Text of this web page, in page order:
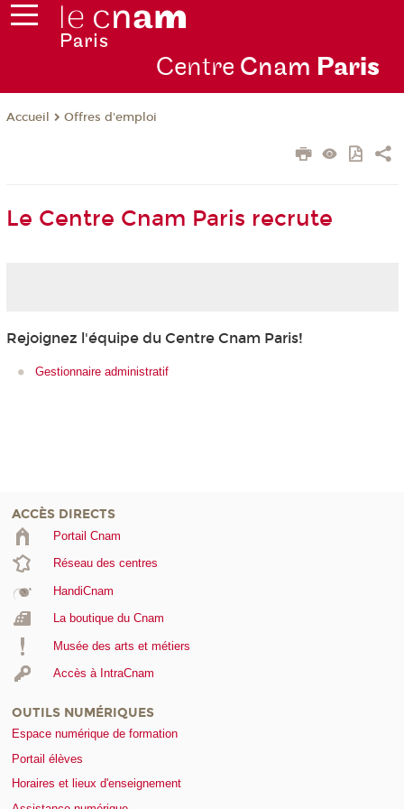
Centre Cnam Paris
Accueil Offres d'emploi
Le Centre Cnam Paris recrute
Rejoignez l'équipe du Centre Cnam Paris!
Gestionnaire administratif
ACCÈS DIRECTS
Portail Cnam
Réseau des centres
HandiCnam
La boutique du Cnam
Musée des arts et métiers
Accès à IntraCnam
OUTILS NUMÉRIQUES
Espace numérique de formation
Portail élèves
Horaires et lieux d'enseignement